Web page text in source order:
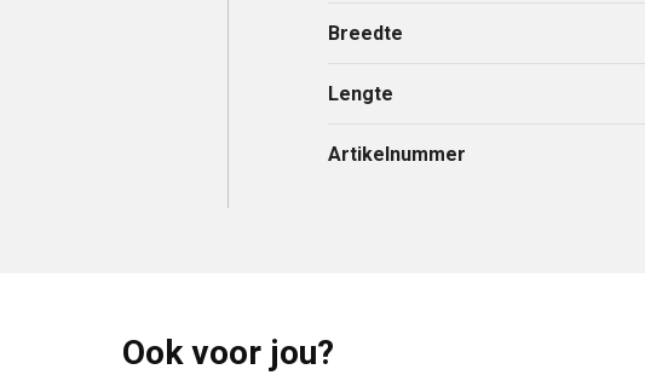
Breedte
Lengte
Artikelnummer
Ook voor jou?